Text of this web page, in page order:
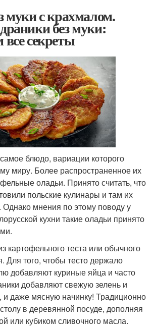
муки с крахмалом.
без муки:
секреты
блюдо, вариации которого
миру. Более распространенное их
оладьи. Принято считать, что
польские кулинары и там их
Однако мнения по этому поводу у
кухни такие оладьи принято
картофельного теста или обычного
Для того, чтобы тесто держало
добавляют куриные яйца и часто
добавляют свежую зелень и
даже мясную начинку! Традиционно
в деревянной посуде, дополняя
или кубиком сливочного масла.